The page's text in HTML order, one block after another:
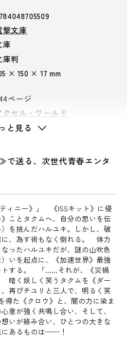
撃文庫
庫
庫判
× 150 × 17 mm
ページ
クセル・ワールド
と見る
送る、次世代青春エンタ
ィニー》」 《ISSキット》に侵
ことタクムへ、自分の思いを伝
を挑んだハルユキ。しかし、破
、為す術もなく倒れる。 体力
ったハルユキだが、謎の山吹色
いを起点に、《加速世界》最強
トする。 「……それが、《災禍
暗く妖しく笑うタクムを《ダー
再びチユリと三人で、明るく笑
た《クロウ》と、闇の力に染ま
意が強く共鳴し合い、そして、
いが絡み合い、ひとつの大きな
にあるものは──！